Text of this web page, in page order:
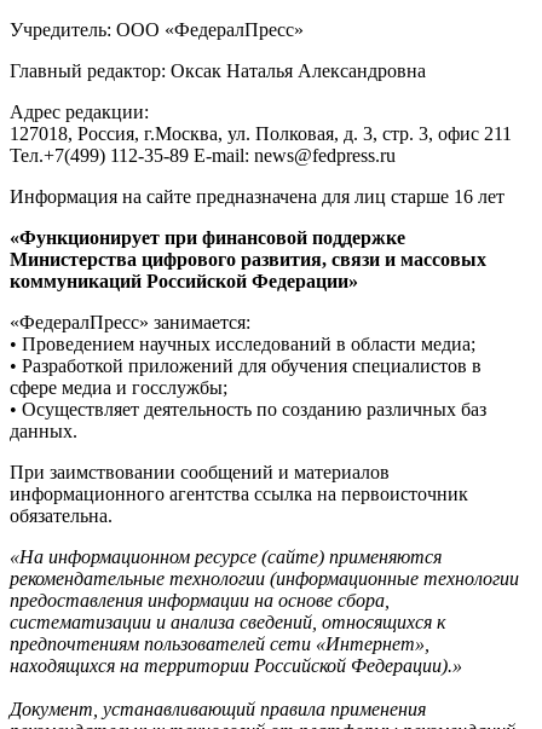
Учредитель: ООО «ФедералПресс»
Главный редактор: Оксак Наталья Александровна
Адрес редакции:
127018, Россия, г.Москва, ул. Полковая, д. 3, стр. 3, офис 211
Тел.+7(499) 112-35-89 E-mail: news@fedpress.ru
Информация на сайте предназначена для лиц старше 16 лет
«Функционирует при финансовой поддержке
Министерства цифрового развития, связи и массовых
коммуникаций Российской Федерации»
«ФедералПресс» занимается:
• Проведением научных исследований в области медиа;
• Разработкой приложений для обучения специалистов в
сфере медиа и госслужбы;
• Осуществляет деятельность по созданию различных баз
данных.
При заимствовании сообщений и материалов
информационного агентства ссылка на первоисточник
обязательна.
«На информационном ресурсе (сайте) применяются
рекомендательные технологии (информационные технологии
предоставления информации на основе сбора,
систематизации и анализа сведений, относящихся к
предпочтениям пользователей сети «Интернет»,
находящихся на территории Российской Федерации).»
Документ, устанавливающий правила применения